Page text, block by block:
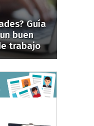
Guía
buen
trabajo